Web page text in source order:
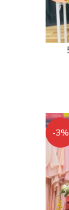
-3%